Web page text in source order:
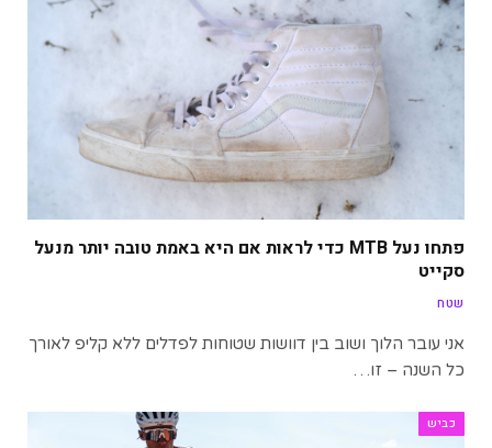
פתחו נעל MTB כדי לראות אם היא באמת טובה יותר מנעל
סקייט
שטח
אני עובר הלוך ושוב בין דוושות שטוחות לפדלים ללא קליפ לאורך
כל השנה – זו…
כביש